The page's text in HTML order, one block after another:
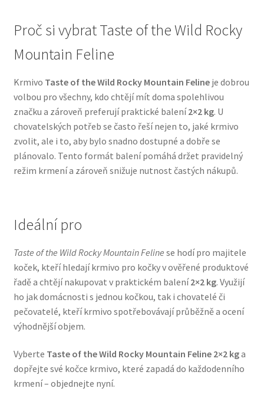
Ortopedické pelíšky
Přepravky pro psy
Purizon pro psy — Vysoký obsah masa, bez obilovin
Royal Canin pro psy
Vodítka a obojky
Wolf of Wilderness
Proč si vybrat Taste of the Wild Rocky
Mountain Feline
Krmivo Taste of the Wild Rocky Mountain Felineje dobrou
volbou pro všechny, kdo chtějí mít doma spolehlivou
značku a zároveň preferují praktické balení2×2 kg. U
chovatelských potřeb se často řeší nejen to, jaké krmivo
zvolit, ale i to, aby bylo snadno dostupné a dobře se
plánovalo. Tento formát balení pomáhá držet pravidelný
režim krmení a zároveň snižuje nutnost častých nákupů.
Ideální pro
Taste of the Wild Rocky Mountain Feline se hodí pro majitele
koček, kteří hledají krmivo pro kočky v ověřené produktové
řadě a chtějí nakupovat v praktickém balení2×2 kg. Využijí
ho jak domácnosti s jednou kočkou, tak i chovatelé či
pečovatelé, kteří krmivo spotřebovávají průběžně a ocení
výhodnější objem.
Vyberte Taste of the Wild Rocky Mountain Feline 2×2 kga
dopřejte své kočce krmivo, které zapadá do každodenního
krmení – objednejte nyní.